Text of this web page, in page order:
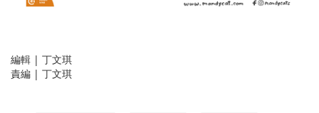
編輯 | 丁文琪
責編 | 丁文琪